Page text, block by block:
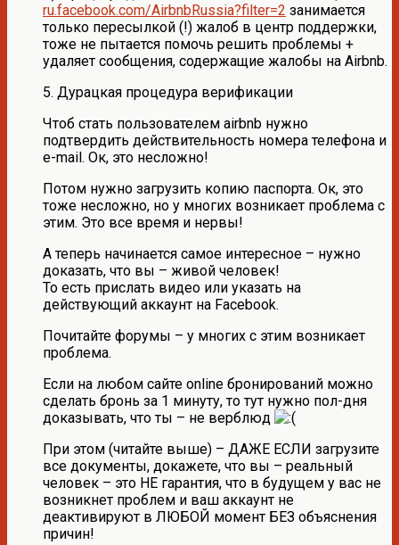
ru.facebook.com/AirbnbRussia?filter=2 занимается
только пересылкой (!) жалоб в центр поддержки,
тоже не пытается помочь решить проблемы +
удаляет сообщения, содержащие жалобы на Airbnb.
5. Дурацкая процедура верификации
Чтоб стать пользователем airbnb нужно
подтвердить действительность номера телефона и
e-mail. Ок, это несложно!
Потом нужно загрузить копию паспорта. Ок, это
тоже несложно, но у многих возникает проблема с
этим. Это все время и нервы!
А теперь начинается самое интересное – нужно
доказать, что вы – живой человек!
То есть прислать видео или указать на
действующий аккаунт на Facebook.
Почитайте форумы – у многих с этим возникает
проблема.
Если на любом сайте online бронирований можно
сделать бронь за 1 минуту, то тут нужно пол-дня
доказывать, что ты – не верблюд
При этом (читайте выше) – ДАЖЕ ЕСЛИ загрузите
все документы, докажете, что вы – реальный
человек – это НЕ гарантия, что в будущем у вас не
возникнет проблем и ваш аккаунт не
деактивируют в ЛЮБОЙ момент БЕЗ объяснения
причин!